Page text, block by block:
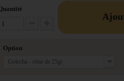
Diminuer la quantité
Augmenter la quantité
Option
Golecha - cône de 25gr